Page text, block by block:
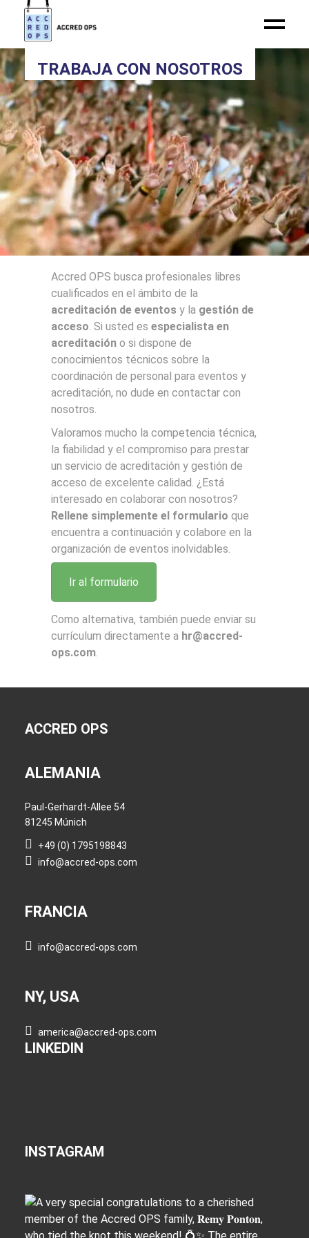
TRABAJA CON NOSOTROS
Accred OPS busca profesionales libres
cualificados en el ámbito de la
acreditación de eventos y la gestión de
acceso . Si usted es especialista en
acreditacióno si dispone de
conocimientos técnicos sobre la
coordinación de personal para eventos y
acreditación, no dude en contactar con
nosotros.
Valoramos mucho la competencia técnica,
la fiabilidad y el compromiso para prestar
un servicio de acreditación y gestión de
acceso de excelente calidad. ¿Está
interesado en colaborar con nosotros?
Rellene simplemente el formulario que
encuentra a continuación y colabore en la
organización de eventos inolvidables.
Ir al formulario
Como alternativa, también puede enviar su
currículum directamente a hr@accred-
ops.com.
ACCRED OPS
ALEMANIA
Paul-Gerhardt-Allee 54
81245 Múnich
+49 (0) 1795198843
info@accred-ops.com
FRANCIA
info@accred-ops.com
NY, USA
america@accred-ops.com
LINKEDIN
INSTAGRAM